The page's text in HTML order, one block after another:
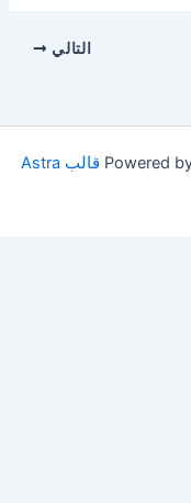
التالي
قالب Astra